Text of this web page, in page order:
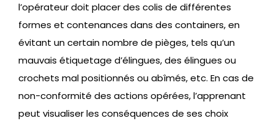
l’opérateur doit placer des colis de différentes
formes et contenances dans des containers, en
évitant un certain nombre de pièges, tels qu’un
mauvais étiquetage d’élingues, des élingues ou
crochets mal positionnés ou abîmés, etc. En cas de
non-conformité des actions opérées, l’apprenant
peut visualiser les conséquences de ses choix